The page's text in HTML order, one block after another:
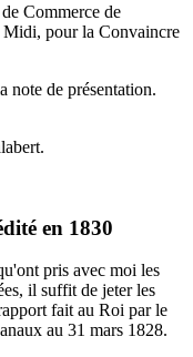
Commerce de
pour la Convaincre
note de présentation.
en 1830
pris avec moi les
il suffit de jeter les
fait au Roi par le
au 31 mars 1828.